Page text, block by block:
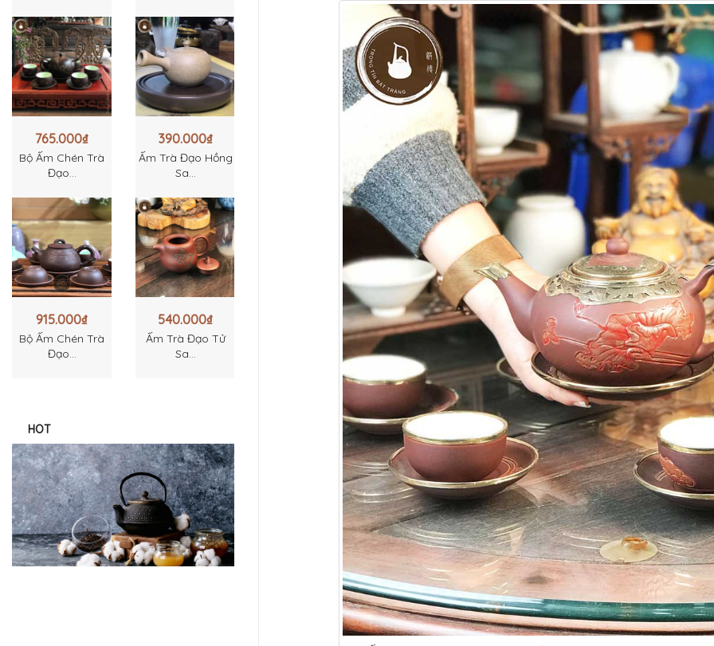
765.000₫
Bộ Ấm Chén Trà
Đạo...
915.000₫
Bộ Ấm Chén Trà
Đạo...
390.000₫
Ấm Trà Đạo Hồng
Sa...
540.000₫
Ấm Trà Đạo Tử
Sa...
HOT